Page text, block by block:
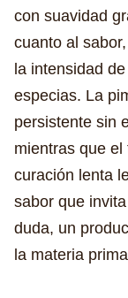
con suavidad
cuanto al
la intensidad
especias. La
persistente sin
mientras que
curación lenta
sabor que
duda, un
la materia